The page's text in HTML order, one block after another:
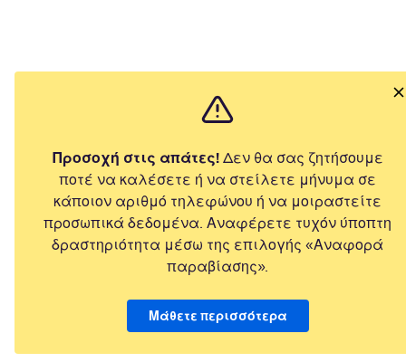
Προσοχή στις απάτες!Δεν θα σας ζητήσουμε
ποτέ να καλέσετε ή να στείλετε μήνυμα σε
κάποιον αριθμό τηλεφώνου ή να μοιραστείτε
προσωπικά δεδομένα. Αναφέρετε τυχόν ύποπτη
δραστηριότητα μέσω της επιλογής «Αναφορά
παραβίασης».
Μάθετε περισσότερα